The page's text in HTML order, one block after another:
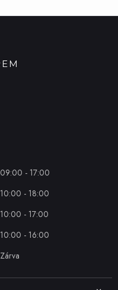
09:00 - 17:00
10:00 - 18:00
10:00 - 17:00
10:00 - 16:00
Zárva